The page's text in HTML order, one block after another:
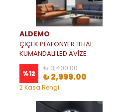
ALDEMO
ÇİÇEK PLAFONYER İTHAL
KUMANDALI LED AVİZE
%12
₺ 3,400.00
₺ 2,999.00
2 Kasa Rengi